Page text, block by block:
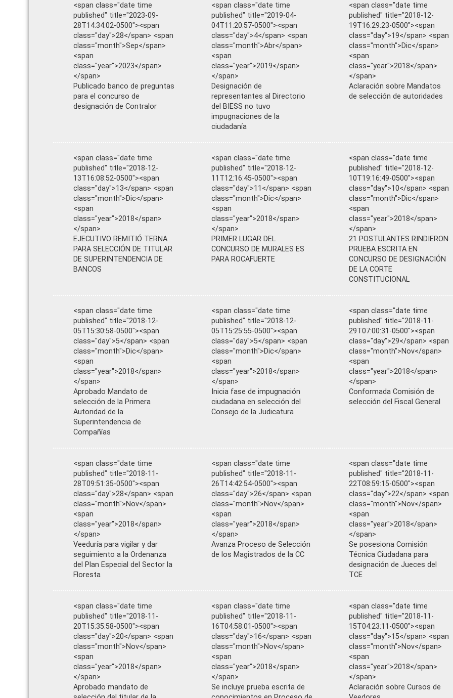
<span class="date time
published" title="2023-09-
28T14:34:02-0500"><span
class="day">28</span> <span
class="month">Sep</span>
<span
class="year">2023</span>
</span>
Publicado banco de preguntas
para el concurso de
designación de Contralor
<span class="date time
published" title="2019-04-
04T11:20:57-0500"><span
class="day">4</span> <span
class="month">Abr</span>
<span
class="year">2019</span>
</span>
Designación de
representantes al Directorio
del BIESS no tuvo
impugnaciones de la
ciudadanía
<span class="date time
published" title="2018-12-
19T16:29:23-0500"><span
class="day">19</span> <span
class="month">Dic</span>
<span
class="year">2018</span>
</span>
Aclaración sobre Mandatos
de selección de autoridades
<span class="date time
published" title="2018-12-
13T16:08:52-0500"><span
class="day">13</span> <span
class="month">Dic</span>
<span
class="year">2018</span>
</span>
EJECUTIVO REMITIÓ TERNA
PARA SELECCIÓN DE TITULAR
DE SUPERINTENDENCIA DE
BANCOS
<span class="date time
published" title="2018-12-
11T12:16:45-0500"><span
class="day">11</span> <span
class="month">Dic</span>
<span
class="year">2018</span>
</span>
PRIMER LUGAR DEL
CONCURSO DE MURALES ES
PARA ROCAFUERTE
<span class="date time
published" title="2018-12-
10T19:16:49-0500"><span
class="day">10</span> <span
class="month">Dic</span>
<span
class="year">2018</span>
</span>
21 POSTULANTES RINDIERON
PRUEBA ESCRITA EN
CONCURSO DE DESIGNACIÓN
DE LA CORTE
CONSTITUCIONAL
<span class="date time
published" title="2018-12-
05T15:30:58-0500"><span
class="day">5</span> <span
class="month">Dic</span>
<span
class="year">2018</span>
</span>
Aprobado Mandato de
selección de la Primera
Autoridad de la
Superintendencia de
Compañías
<span class="date time
published" title="2018-12-
05T15:25:55-0500"><span
class="day">5</span> <span
class="month">Dic</span>
<span
class="year">2018</span>
</span>
Inicia fase de impugnación
ciudadana en selección del
Consejo de la Judicatura
<span class="date time
published" title="2018-11-
29T07:00:31-0500"><span
class="day">29</span> <span
class="month">Nov</span>
<span
class="year">2018</span>
</span>
Conformada Comisión de
selección del Fiscal General
<span class="date time
published" title="2018-11-
28T09:51:35-0500"><span
class="day">28</span> <span
class="month">Nov</span>
<span
class="year">2018</span>
</span>
Veeduría para vigilar y dar
seguimiento a la Ordenanza
del Plan Especial del Sector la
Floresta
<span class="date time
published" title="2018-11-
26T14:42:54-0500"><span
class="day">26</span> <span
class="month">Nov</span>
<span
class="year">2018</span>
</span>
Avanza Proceso de Selección
de los Magistrados de la CC
<span class="date time
published" title="2018-11-
22T08:59:15-0500"><span
class="day">22</span> <span
class="month">Nov</span>
<span
class="year">2018</span>
</span>
Se posesiona Comisión
Técnica Ciudadana para
designación de Jueces del
TCE
<span class="date time
published" title="2018-11-
20T15:35:58-0500"><span
class="day">20</span> <span
class="month">Nov</span>
<span
class="year">2018</span>
</span>
Aprobado mandato de
<span class="date time
published" title="2018-11-
16T04:58:01-0500"><span
class="day">16</span> <span
class="month">Nov</span>
<span
class="year">2018</span>
</span>
Se incluye prueba escrita de
<span class="date time
published" title="2018-11-
15T04:23:11-0500"><span
class="day">15</span> <span
class="month">Nov</span>
<span
class="year">2018</span>
</span>
Aclaración sobre Cursos de